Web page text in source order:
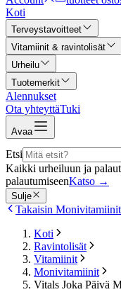
Koti
Terveystavoitteet
Vitamiinit & ravintolisät
Urheilu
Tuotemerkit
Alennukset
Ota yhteyttäTuki
Avaa
Etsi
Kaikki urheiluun ja
palautumiseenKatso →
Sulje
Takaisin Monivitamiinit
Koti
Ravintolisät
Vitamiinit
Monivitamiinit
Vitals Joka Päivä